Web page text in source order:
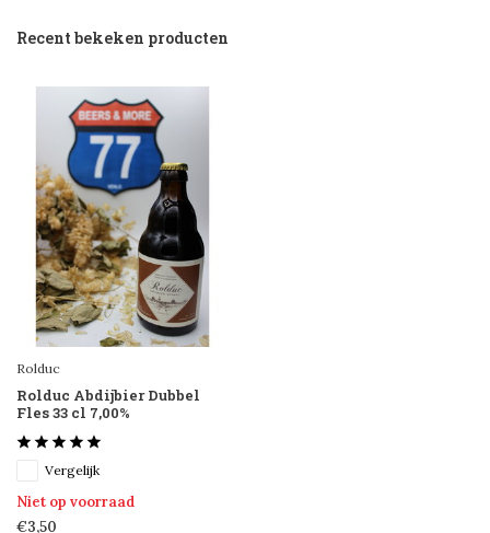
Recent bekeken producten
Rolduc
Rolduc Abdijbier Dubbel
Fles 33 cl 7,00%
Vergelijk
Niet op voorraad
€3,50